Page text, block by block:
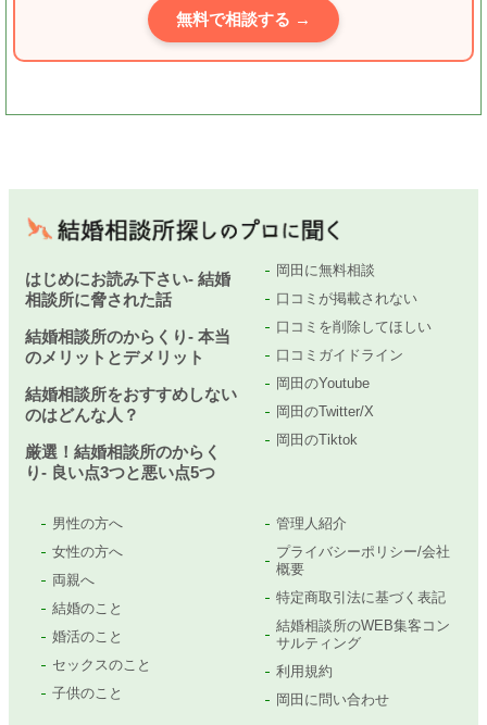
無料で相談する →
はじめにお読み下さい- 結婚
相談所に脅された話
結婚相談所のからくり- 本当
のメリットとデメリット
結婚相談所をおすすめしない
のはどんな人？
厳選！結婚相談所のからく
り- 良い点3つと悪い点5つ
岡田に無料相談
口コミが掲載されない
口コミを削除してほしい
口コミガイドライン
岡田のYoutube
岡田のTwitter/X
岡田のTiktok
男性の方へ
女性の方へ
両親へ
結婚のこと
婚活のこと
セックスのこと
子供のこと
管理人紹介
プライバシーポリシー/会社
概要
特定商取引法に基づく表記
結婚相談所のWEB集客コン
サルティング
利用規約
岡田に問い合わせ